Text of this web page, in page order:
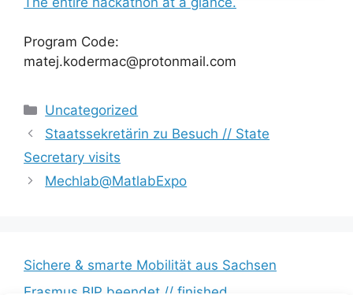
Program Code:
matej.kodermac@protonmail.com
Kategorien
Uncategorized
Staatssekretärin zu Besuch // State
Secretary visits
Mechlab@MatlabExpo
Sichere & smarte Mobilität aus Sachsen
Erasmus BIP beendet // finished